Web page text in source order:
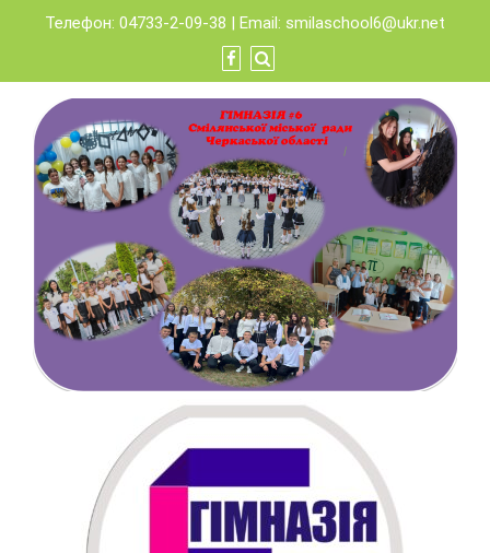
content
Телефон: 04733-2-09-38 | Email: smilaschool6@ukr.net